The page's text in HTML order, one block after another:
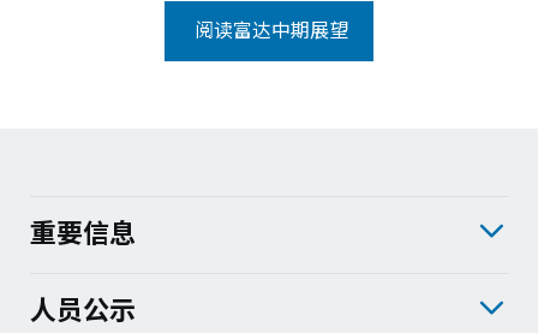
阅读富达中期展望
重要信息
人员公示